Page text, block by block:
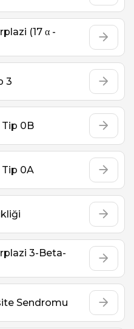
(17 α -
3
Tip 0B
Tip 0A
3-Beta-
Sendromu